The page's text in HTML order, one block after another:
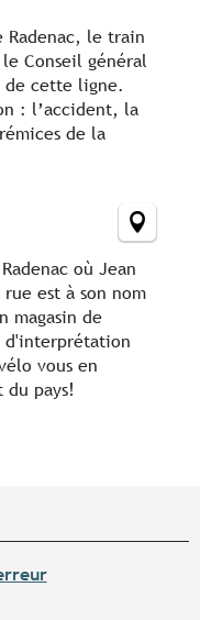
Radenac, le train
Conseil général
de cette ligne.
: l’accident, la
de la
où Jean
rue est à son nom
magasin de
d'interprétation
vous en
pays!